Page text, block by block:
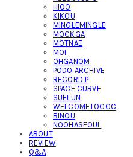
HIOO
KIKOU
MINGLEMINGLE
MOCKGA
MOTNAE
MOI
OHGANOM
PODO ARCHIVE
RECORD P
SPACE CURVE
SUELUN
WELCOMETOCCC
BINOU
NOOHASEOUL
ABOUT
REVIEW
Q&A